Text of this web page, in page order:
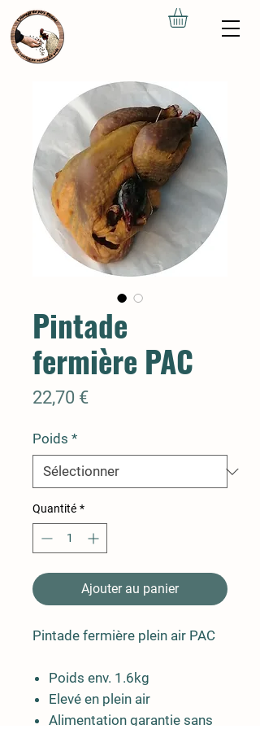
Pintade
fermière PAC
22,70 €Prix
Poids *
Quantité *
Ajouter au panier
Pintade fermière plein air PAC
Poids env. 1.6kg
Elevé en plein air
Alimentation garantie sans